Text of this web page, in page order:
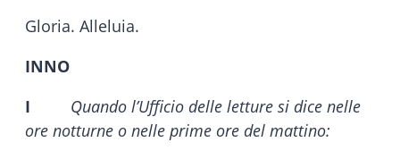
Gloria. Alleluia.
INNO
I
Quando l’Ufficio delle letture si dice nelle
ore notturne o nelle prime ore del mattino: